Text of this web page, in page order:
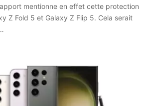
mentionne en effet cette protection
Z Fold 5 et Galaxy Z Flip 5. Cela serait